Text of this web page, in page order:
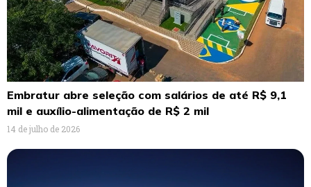
Embratur abre seleção com salários de até R$ 9,1
mil e auxílio-alimentação de R$ 2 mil
14 de julho de 2026